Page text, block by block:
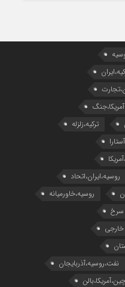
ترکیه،زلزله
روسیه،ایران،اتحاد
روسیه،خاورمیانه
سرخ
نفت،روسیه،آذربایجان
چین،آمریکا،بالن